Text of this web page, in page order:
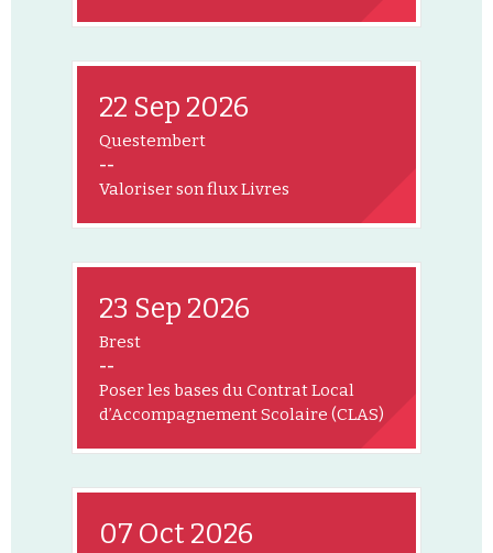
22 Sep 2026
Questembert
--
Valoriser son flux Livres
23 Sep 2026
Brest
--
Poser les bases du Contrat Local
d’Accompagnement Scolaire (CLAS)
07 Oct 2026